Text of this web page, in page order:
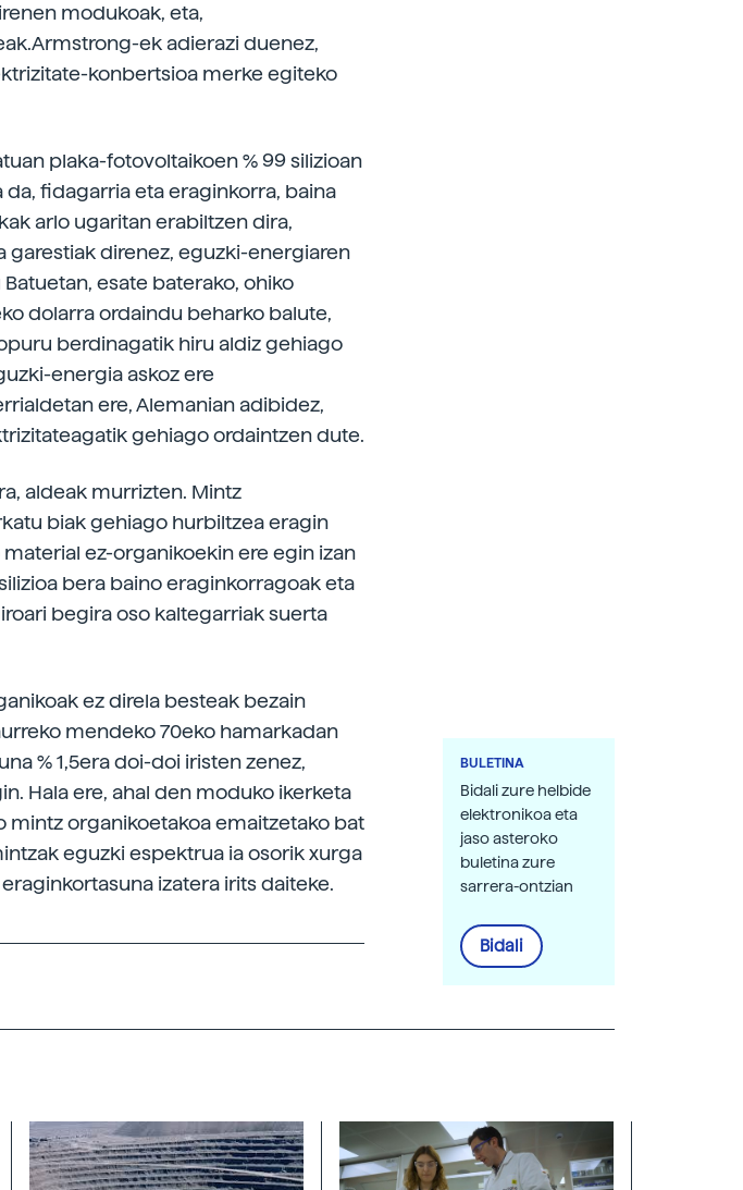
modukoak, eta,
ek adierazi duenez,
konbertsioa merke egiteko
plaka-fotovoltaikoen % 99 silizioan
fidagarria eta eraginkorra, baina
arlo ugaritan erabiltzen dira,
garestiak direnez, eguzki-energiaren
esate baterako, ohiko
dolarra ordaindu beharko balute,
berdinagatik hiru aldiz gehiago
energia askoz ere
ere, Alemanian adibidez,
gehiago ordaintzen dute.
aldeak murrizten. Mintz
biak gehiago hurbiltzea eragin
ez-organikoekin ere egin izan
bera baino eraginkorragoak eta
begira oso kaltegarriak suerta
ez direla besteak bezain
mendeko 70eko hamarkadan
% 1,5era doi-doi iristen zenez,
Hala ere, ahal den moduko ikerketa
mintz organikoetakoa emaitzetako bat
eguzki espektrua ia osorik xurga
izatera irits daiteke.
BULETINA
Bidali zure helbide
elektronikoa eta
jaso asteroko
buletina zure
sarrera-ontzian
Bidali